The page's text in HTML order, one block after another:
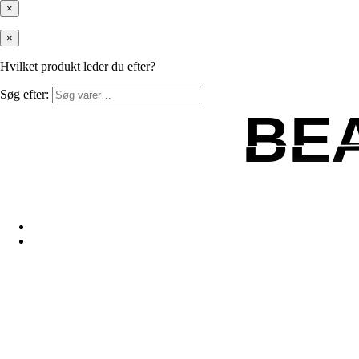
×
×
Hvilket produkt leder du efter?
Søg efter: